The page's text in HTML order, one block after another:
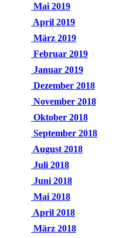
Mai 2019
April 2019
März 2019
Februar 2019
Januar 2019
Dezember 2018
November 2018
Oktober 2018
September 2018
August 2018
Juli 2018
Juni 2018
Mai 2018
April 2018
März 2018